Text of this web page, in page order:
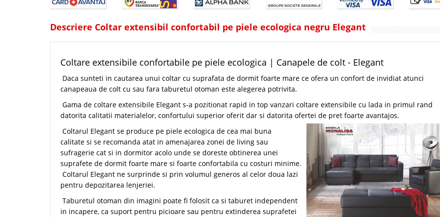
Descriere Coltar extensibil confortabil pe piele ecologica negru Elegant
Coltare extensibile confortabile pe piele ecologica | Canapele de colt - Elegant
Daca sunteti in cautarea unui coltar cu suprafata de dormit foarte mare ce ofera un confort de invidiat atunci
canapeaua de colt cu sau fara taburetul otoman este alegerea potrivita.
Gama de coltare extensibile Elegant s-a pozitionat rapid in top vanzari coltare extensibile cu lada in primul rand
datorita calitatii materialelor, confortului superior oferit dar si datorita ofertei de pret foarte avantajos.
Coltarul Elegant se produce pe piele ecologica de cea mai buna
calitate si se recomanda atat in amenajarea zonei de living sau
sufragerie cat si in dormitor acolo unde se doreste obtinerea unei
suprafete de dormit foarte mare si foarte confortabila cu costuri minime.
Coltarul Elegant ne surprinde si prin volumul generos al celor doua lazi
pentru depozitarea lenjeriei.
Taburetul otoman din imagini poate fi folosit ca si taburet independent
in incapere, ca suport pentru picioare sau pentru extinderea suprafetei